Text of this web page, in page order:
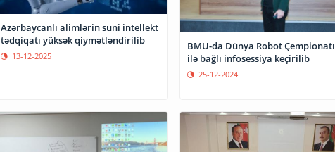
Azərbaycanlı alimlərin süni intellekt
tədqiqatı yüksək qiymətləndirilib
13-12-2025
BMU-da Dünya Robot Çempionatı
ilə bağlı infosessiya keçirilib
25-12-2024